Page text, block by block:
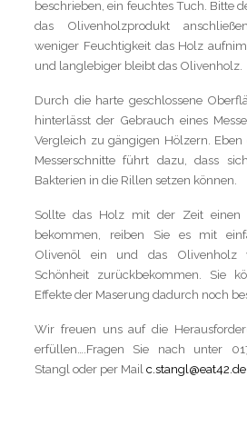
beschrieben, ein feuchtes Tuch. Bitte
das Olivenholzprodukt
weniger Feuchtigkeit das Holz
und langlebiger bleibt das Olivenholz.
Durch die harte geschlossene
hinterlässt der Gebrauch eines
Vergleich zu gängigen Hölzern.
Messerschnitte führt dazu, dass
Bakterien in die Rillen setzen können.
Sollte das Holz mit der Zeit einen
bekommen, reiben Sie es mit
Olivenöl ein und das
Schönheit zurückbekommen. Sie
Effekte der Maserung dadurch noch
Wir freuen uns auf die
erfüllen….Fragen Sie nach unter
Stangl oder per Mail c.stangl@eat42.de